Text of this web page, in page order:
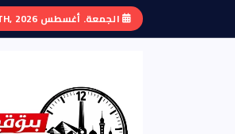
ل
الجمعة. أغسطس 7TH, 2026